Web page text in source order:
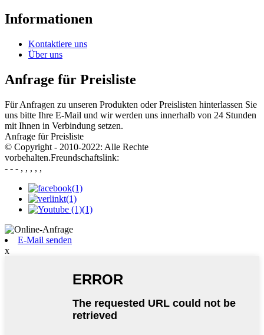
Informationen
Kontaktiere uns
Über uns
Anfrage für Preisliste
Für Anfragen zu unseren Produkten oder Preislisten hinterlassen Sie
uns bitte Ihre E-Mail und wir werden uns innerhalb von 24 Stunden
mit Ihnen in Verbindung setzen.
Anfrage für Preisliste
© Copyright - 2010-2022: Alle Rechte
vorbehalten.Freundschaftslink:
- - - , , , , ,
E-Mail senden
x